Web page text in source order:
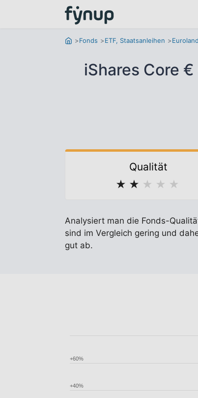
Fonds ETF, Staatsanleihen Euroland
iShares Core
Qualität
★ ★ ★ ★ ★
Analysiert man die Fonds-
sind im Vergleich gering und
gut ab.
+40%
+60%